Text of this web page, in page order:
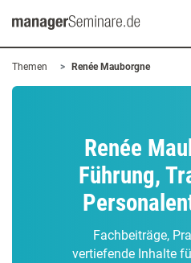
Themen Renée Mauborgne
Renée
Führung,
Fachbeiträge,
vertiefende Inhalte